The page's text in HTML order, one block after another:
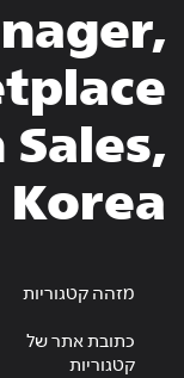
Korea
מזהה קטגוריות
כתובת אתר של
קטגוריות